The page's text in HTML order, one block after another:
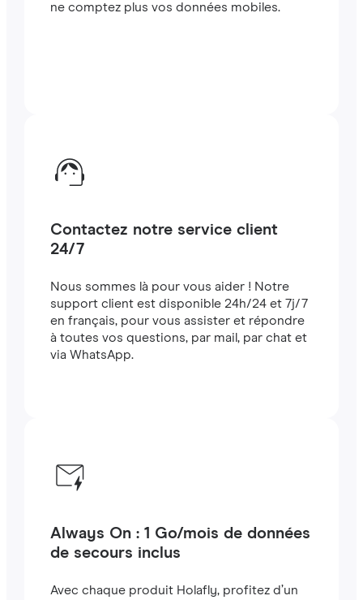
ne comptez plus vos données mobiles.
Contactez notre service client
24/7
Nous sommes là pour vous aider ! Notre
support client est disponible 24h/24 et 7j/7
en français, pour vous assister et répondre
à toutes vos questions, par mail, par chat et
via WhatsApp.
Always On : 1 Go/mois de données
de secours inclus
Avec chaque produit Holafly, profitez d’un